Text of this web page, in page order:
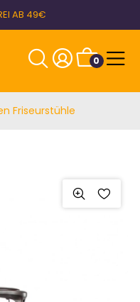
AB 49€
0
Friseurstühle